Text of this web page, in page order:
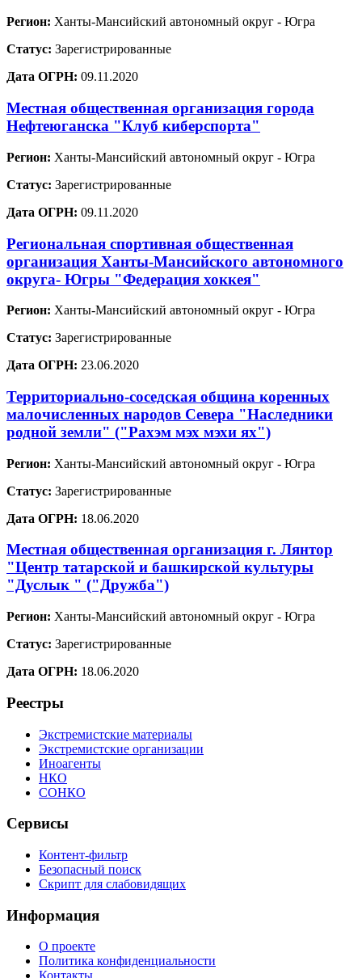
Регион: Ханты-Мансийский автономный округ - Югра
Статус: Зарегистрированные
Дата ОГРН: 09.11.2020
Местная общественная организация города
Нефтеюганска "Клуб киберспорта"
Регион: Ханты-Мансийский автономный округ - Югра
Статус: Зарегистрированные
Дата ОГРН: 09.11.2020
Региональная спортивная общественная
организация Ханты-Мансийского автономного
округа- Югры "Федерация хоккея"
Регион: Ханты-Мансийский автономный округ - Югра
Статус: Зарегистрированные
Дата ОГРН: 23.06.2020
Территориально-соседская община коренных
малочисленных народов Севера "Наследники
родной земли" ("Рахэм мэх мэхи ях")
Регион: Ханты-Мансийский автономный округ - Югра
Статус: Зарегистрированные
Дата ОГРН: 18.06.2020
Местная общественная организация г. Лянтор
"Центр татарской и башкирской культуры
"Дуслык " ("Дружба")
Регион: Ханты-Мансийский автономный округ - Югра
Статус: Зарегистрированные
Дата ОГРН: 18.06.2020
Реестры
Экстремистские материалы
Экстремистские организации
Иноагенты
НКО
СОНКО
Сервисы
Контент-фильтр
Безопасный поиск
Скрипт для слабовидящих
Информация
О проекте
Политика конфиденциальности